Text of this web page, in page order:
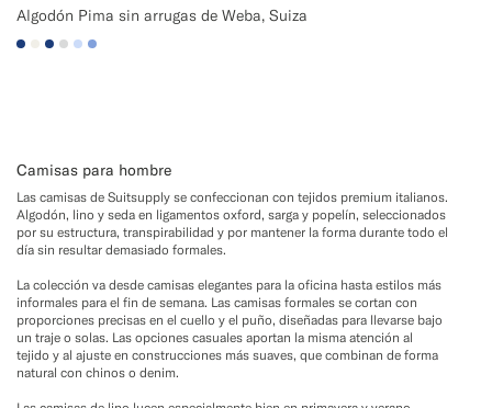
Algodón Pima sin arrugas de Weba, Suiza
#1C3D7A
#F1EFE8
#1C3D7A
#D9DADA
#CCDCF9
#82A1DC
Camisas para hombre
Las camisas de Suitsupply se confeccionan con tejidos premium italianos.
Algodón, lino y seda en ligamentos oxford, sarga y popelín, seleccionados
por su estructura, transpirabilidad y por mantener la forma durante todo el
día sin resultar demasiado formales.
La colección va desde camisas elegantes para la oficina hasta estilos más
informales para el fin de semana. Las camisas formales se cortan con
proporciones precisas en el cuello y el puño, diseñadas para llevarse bajo
un traje o solas. Las opciones casuales aportan la misma atención al
tejido y al ajuste en construcciones más suaves, que combinan de forma
natural con chinos o denim.